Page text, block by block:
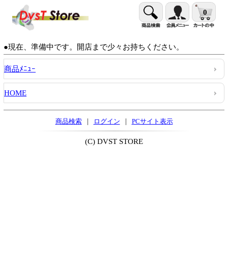
0
●現在、準備中です。開店まで少々お持ちください。
商品ﾒﾆｭｰ
HOME
商品検索 | ログイン | PCサイト表示
(C) DVST STORE